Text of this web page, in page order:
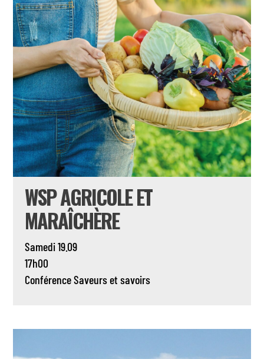
WSP AGRICOLE ET
MARAÎCHÈRE
Samedi 19.09
17h00
ConférenceSaveurs et savoirs